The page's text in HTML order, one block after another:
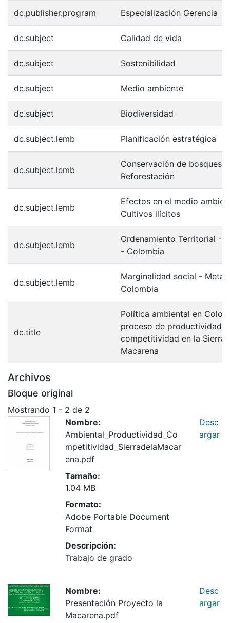
dc.publisher.program Especialización Gerencia
dc.subject Calidad de vida
dc.subject Sostenibilidad
dc.subject Medio ambiente
dc.subject Biodiversidad
dc.subject.lemb Planificación estratégica
dc.subject.lemb
Conservación de bosques -
Reforestación
dc.subject.lemb
Efectos en el medio
Cultivos ilícitos
dc.subject.lemb
Ordenamiento Territorial -
- Colombia
dc.subject.lemb
Marginalidad social - Meta -
Colombia
dc.title
Política ambiental en
proceso de productividad y
competitividad en la Sierra
Macarena
Archivos
Bloque original
Mostrando 1 - 2 de 2
Nombre:
Ambiental_Productividad_Co
mpetitividad_SierradelaMacar
ena.pdf
Tamaño:
1.04 MB
Formato:
Adobe Portable Document
Format
Descripción:
Trabajo de grado
Desc
argar
Nombre:
Presentación Proyecto la
Macarena.pdf
Desc
argar